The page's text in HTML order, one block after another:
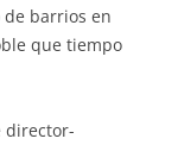
barrios en
que tiempo
director-